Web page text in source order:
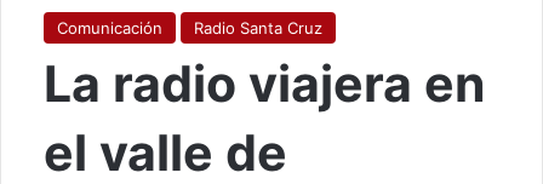
Comunicación Radio Santa Cruz
La radio viajera en
el valle de